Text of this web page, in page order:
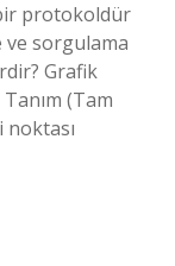
bir protokoldür
ve sorgulama
Grafik
(Tam